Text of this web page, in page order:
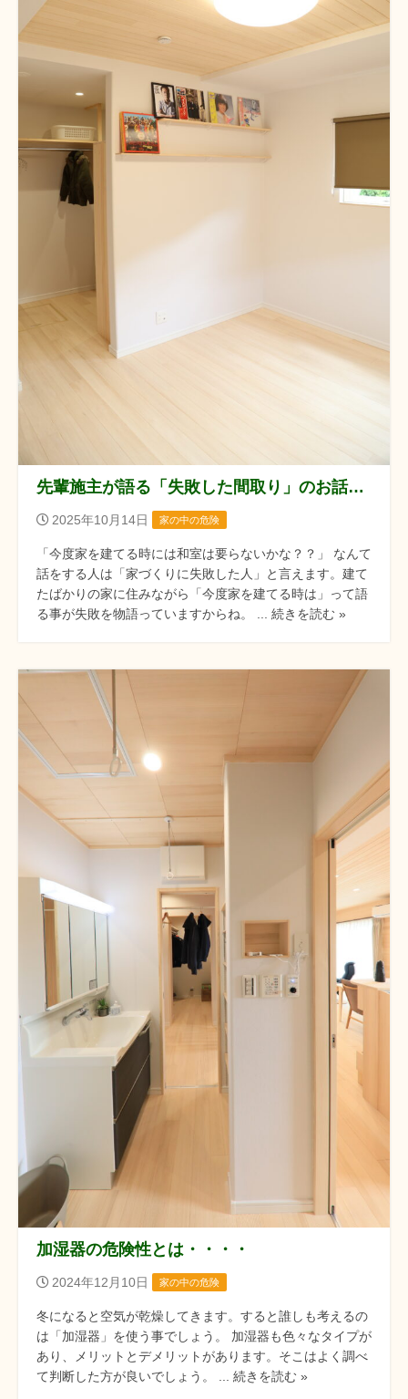
先輩施主が語る「失敗した間取り」のお話！！
2025年10月14日 家の中の危険
「今度家を建てる時には和室は要らないかな？？」 なんて
話をする人は「家づくりに失敗した人」と言えます。建て
たばかりの家に住みながら「今度家を建てる時は」って語
る事が失敗を物語っていますからね。 ... 続きを読む »
加湿器の危険性とは・・・・
2024年12月10日 家の中の危険
冬になると空気が乾燥してきます。すると誰しも考えるの
は「加湿器」を使う事でしょう。 加湿器も色々なタイプが
あり、メリットとデメリットがあります。そこはよく調べ
て判断した方が良いでしょう。 ... 続きを読む »